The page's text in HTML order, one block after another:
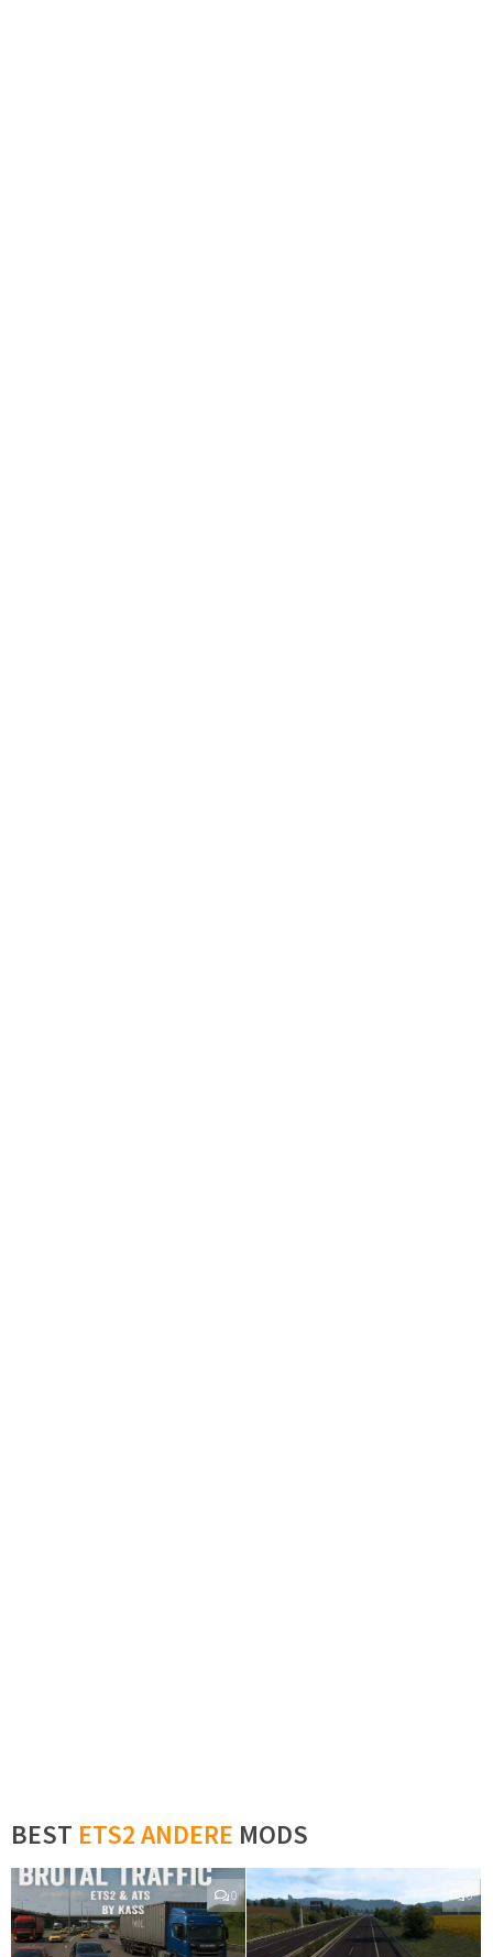
BEST ETS2 ANDERE MODS
0 0